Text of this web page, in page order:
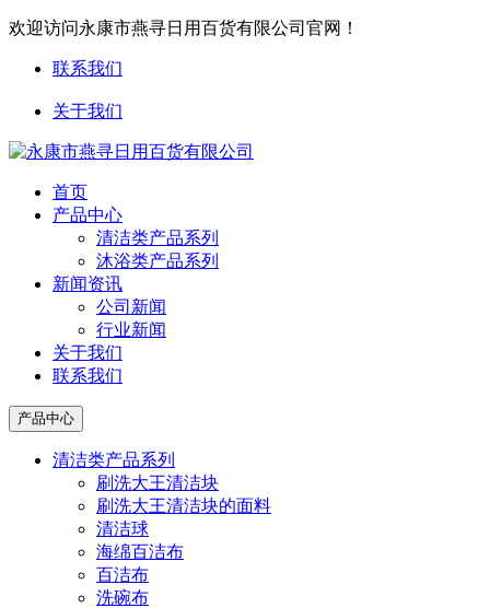
欢迎访问永康市燕寻日用百货有限公司官网！
联系我们
关于我们
首页
产品中心
清洁类产品系列
沐浴类产品系列
新闻资讯
公司新闻
行业新闻
关于我们
联系我们
产品中心
清洁类产品系列
刷洗大王清洁块
刷洗大王清洁块的面料
清洁球
海绵百洁布
百洁布
洗碗布